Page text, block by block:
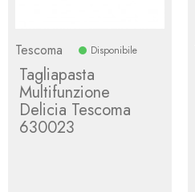
Tescoma Disponibile
Tagliapasta
Multifunzione
Delicia Tescoma
630023